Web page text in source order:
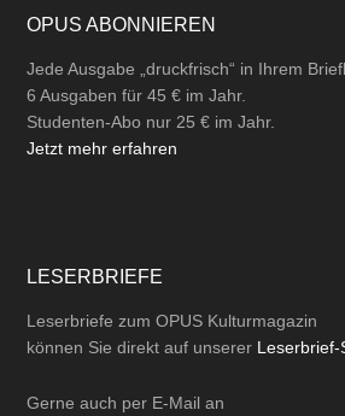
OPUS ABONNIEREN
Jede Ausgabe „druckfrisch“ in Ihrem
6 Ausgaben für 45 € im Jahr.
Studenten-Abo nur 25 € im Jahr.
Jetzt mehr erfahren
LESERBRIEFE
Leserbriefe zum OPUS Kulturmagazin
können Sie direkt auf unserer Leserbrief-
Gerne auch per E-Mail an